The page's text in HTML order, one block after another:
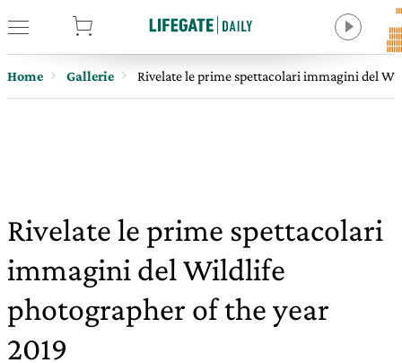
Home Gallerie Rivelate le prime spettacolari immagini del
Rivelate le prime spettacolari
immagini del Wildlife
photographer of the year
2019